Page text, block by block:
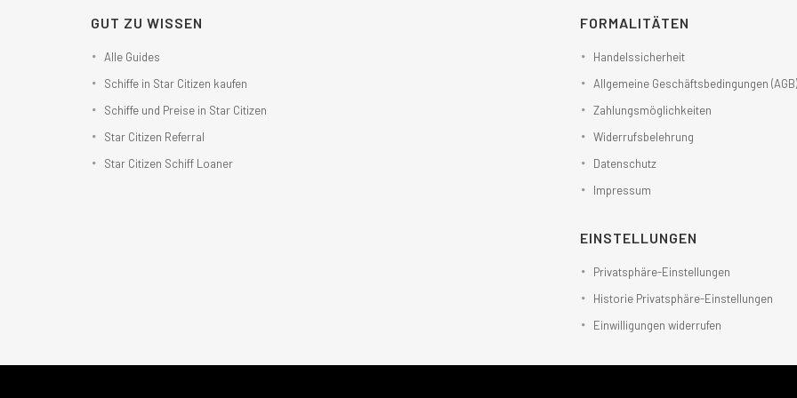
GUT ZU WISSEN
Alle Guides
Schiffe in Star Citizen kaufen
Schiffe und Preise in Star Citizen
Star Citizen Referral
Star Citizen Schiff Loaner
FORMALITÄTEN
Handelssicherheit
Allgemeine Geschäftsbedingungen (AGB)
Zahlungsmöglichkeiten
Widerrufsbelehrung
Datenschutz
Impressum
EINSTELLUNGEN
Privatsphäre-Einstellungen
Historie Privatsphäre-Einstellungen
Einwilligungen widerrufen